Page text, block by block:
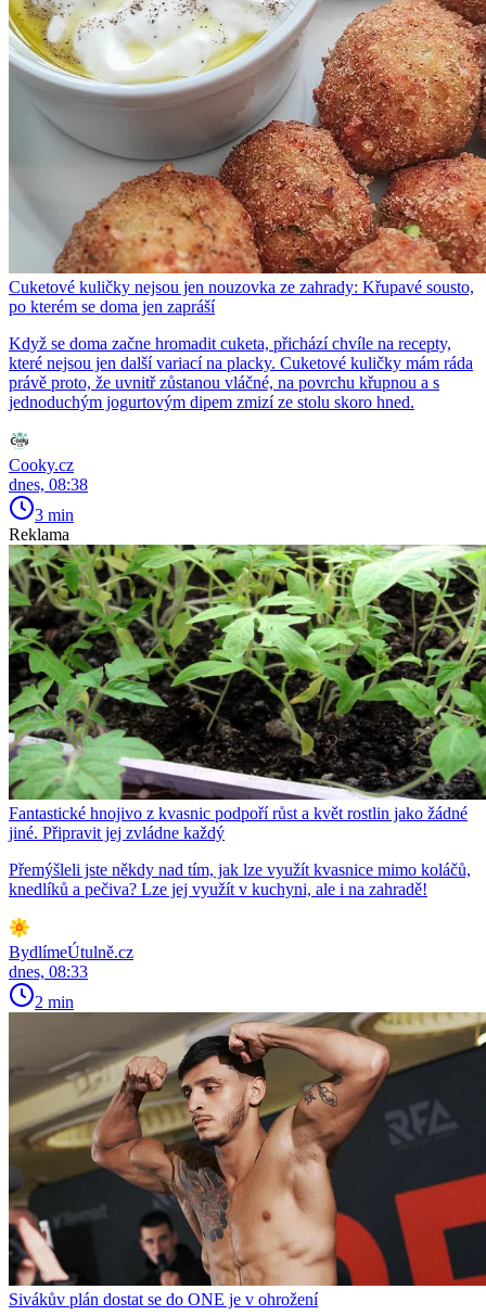
Cuketové kuličky nejsou jen nouzovka ze zahrady: Křupavé sousto,
po kterém se doma jen zapráší
Když se doma začne hromadit cuketa, přichází chvíle na recepty,
které nejsou jen další variací na placky. Cuketové kuličky mám ráda
právě proto, že uvnitř zůstanou vláčné, na povrchu křupnou a s
jednoduchým jogurtovým dipem zmizí ze stolu skoro hned.
Cooky.cz
dnes, 08:38
3 min
Reklama
Fantastické hnojivo z kvasnic podpoří růst a květ rostlin jako žádné
jiné. Připravit jej zvládne každý
Přemýšleli jste někdy nad tím, jak lze využít kvasnice mimo koláčů,
knedlíků a pečiva? Lze jej využít v kuchyni, ale i na zahradě!
BydlímeÚtulně.cz
dnes, 08:33
2 min
Sivákův plán dostat se do ONE je v ohrožení